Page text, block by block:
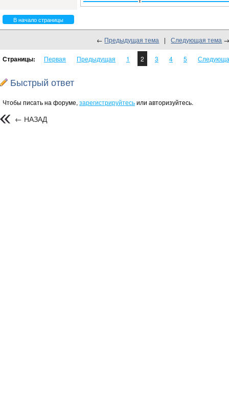
В начало страницы
← Предыдущая тема | Следующая тема
Страницы: Первая Предыдущая 1 2 3 4 5
Быстрый ответ
Чтобы писать на форуме, зарегистрируйтесьили авторизуйтесь.
← НАЗАД